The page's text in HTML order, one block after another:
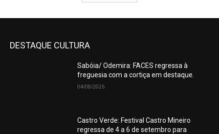
DESTAQUE CULTURA
Sabóia/ Odemira: FACES regressa à
freguesia com a cortiça em destaque.
04/08/2026
Castro Verde: Festival Castro Mineiro
regressa de 4 a 6 de setembro para